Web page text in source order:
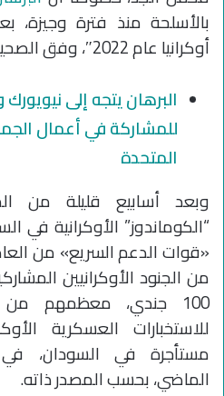
بالأسلحة منذ فترة
أوكرانيا عام 2022″، وفق الصحيفة الأمريكية.
البرهان يتجه إلى
للمشاركة في أعمال
المتحدة
وبعد أسابيع قليلة من
“الكوماندوز” الأوكرانية في
«قوات الدعم السريع» من
من الجنود الأوكرانيين
100 جندي، معظمهم
للاستخبارات العسكرية
مستأجرة في
الماضي، بحسب المصدر ذاته.